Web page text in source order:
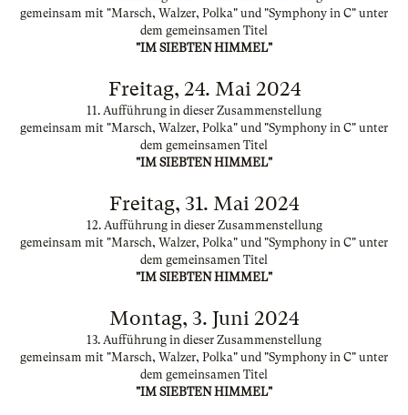
gemeinsam mit "Marsch, Walzer, Polka" und "Symphony in C" unter
dem gemeinsamen Titel
"IM SIEBTEN HIMMEL"
Freitag, 24. Mai 2024
11. Aufführung in dieser Zusammenstellung
gemeinsam mit "Marsch, Walzer, Polka" und "Symphony in C" unter
dem gemeinsamen Titel
"IM SIEBTEN HIMMEL"
Freitag, 31. Mai 2024
12. Aufführung in dieser Zusammenstellung
gemeinsam mit "Marsch, Walzer, Polka" und "Symphony in C" unter
dem gemeinsamen Titel
"IM SIEBTEN HIMMEL"
Montag, 3. Juni 2024
13. Aufführung in dieser Zusammenstellung
gemeinsam mit "Marsch, Walzer, Polka" und "Symphony in C" unter
dem gemeinsamen Titel
"IM SIEBTEN HIMMEL"